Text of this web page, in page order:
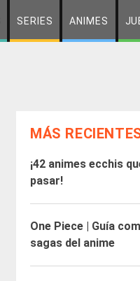
SERIES ANIMES
MÁS
¡42 animes ecchis
pasar!
One Piece | Guía
sagas del anime